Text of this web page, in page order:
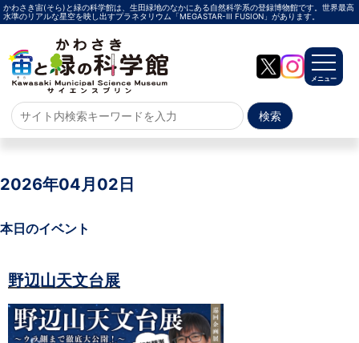
かわさき宙(そら)と緑の科学館は、生田緑地のなかにある自然科学系の登録博物館です。世界最高
水準のリアルな星空を映し出すプラネタリウム「MEGASTAR-Ⅲ FUSION」があります。
メニュー
ホーム
メガスターご紹介
投影メニュー
投影時間・料金
プラネタリウム解説員
イベント
当日参加
事前申込
その他
施設案内
2026年04月02日
本日のイベント
野辺山天文台展